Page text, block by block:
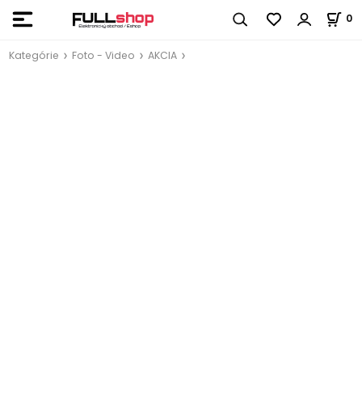
0
Kategórie Foto - Video AKCIA